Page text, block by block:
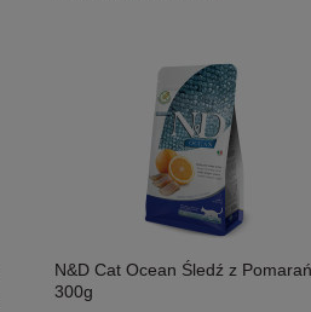
N&D Cat Ocean Śledź z
300g